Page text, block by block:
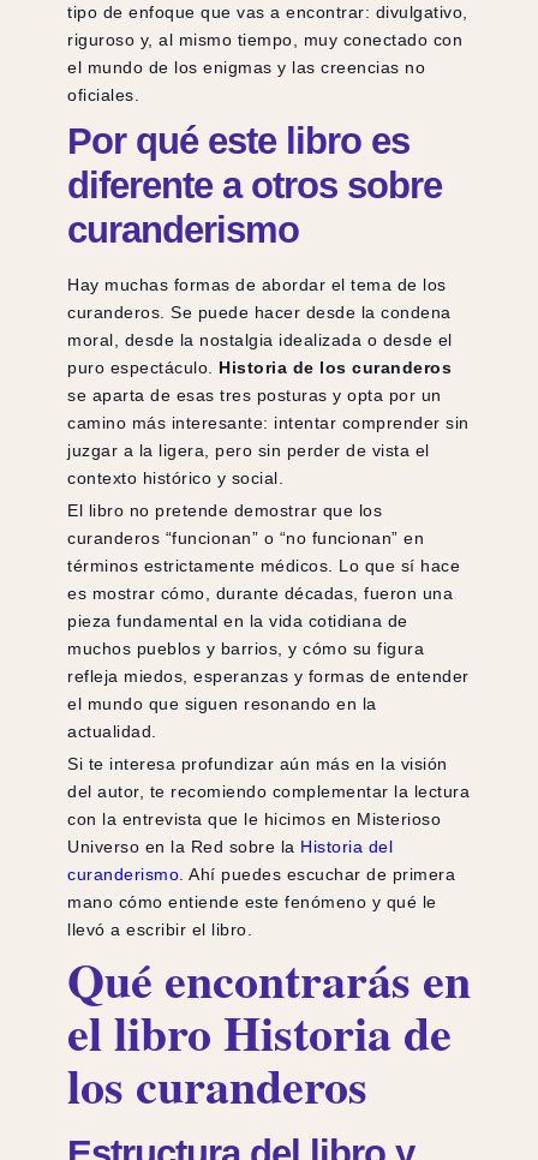
tipo de enfoque que vas a encontrar: divulgativo,
riguroso y, al mismo tiempo, muy conectado con
el mundo de los enigmas y las creencias no
oficiales.
Por qué este libro es
diferente a otros sobre
curanderismo
Hay muchas formas de abordar el tema de los
curanderos. Se puede hacer desde la condena
moral, desde la nostalgia idealizada o desde el
puro espectáculo. Historia de los curanderos
se aparta de esas tres posturas y opta por un
camino más interesante: intentar comprender sin
juzgar a la ligera, pero sin perder de vista el
contexto histórico y social.
El libro no pretende demostrar que los
curanderos “funcionan” o “no funcionan” en
términos estrictamente médicos. Lo que sí hace
es mostrar cómo, durante décadas, fueron una
pieza fundamental en la vida cotidiana de
muchos pueblos y barrios, y cómo su figura
refleja miedos, esperanzas y formas de entender
el mundo que siguen resonando en la
actualidad.
Si te interesa profundizar aún más en la visión
del autor, te recomiendo complementar la lectura
con la entrevista que le hicimos en Misterioso
Universo en la Red sobre la Historia del
curanderismo . Ahí puedes escuchar de primera
mano cómo entiende este fenómeno y qué le
llevó a escribir el libro.
Qué encontrarás en
el libro Historia de
los curanderos